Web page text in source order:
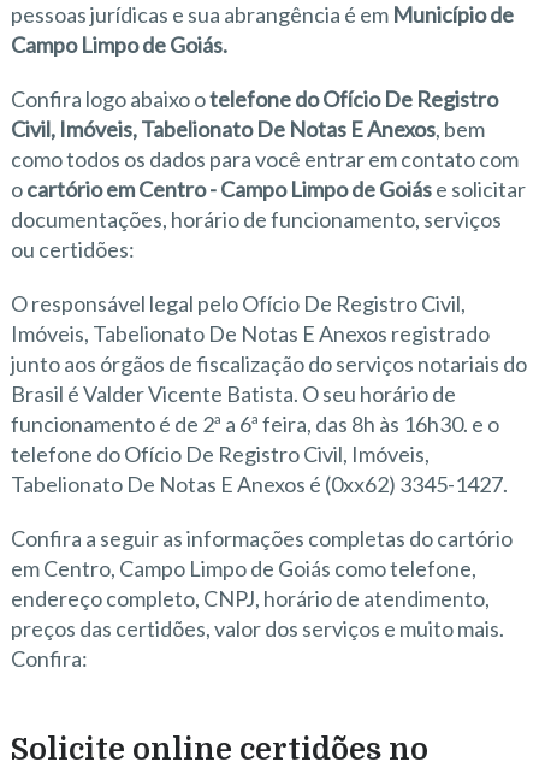
pessoas jurídicas e sua abrangência é em Município de
Campo Limpo de Goiás.
Confira logo abaixo otelefone do Ofício De Registro
Civil, Imóveis, Tabelionato De Notas E Anexos, bem
como todos os dados para você entrar em contato com
ocartório em Centro - Campo Limpo de Goiáse solicitar
documentações, horário de funcionamento, serviços
ou certidões:
O responsável legal pelo Ofício De Registro Civil,
Imóveis, Tabelionato De Notas E Anexos registrado
junto aos órgãos de fiscalização do serviços notariais do
Brasil é Valder Vicente Batista. O seu horário de
funcionamento é de 2ª a 6ª feira, das 8h às 16h30. e o
telefone do Ofício De Registro Civil, Imóveis,
Tabelionato De Notas E Anexos é (0xx62) 3345-1427.
Confira a seguir as informações completas do cartório
em Centro, Campo Limpo de Goiás como telefone,
endereço completo, CNPJ, horário de atendimento,
preços das certidões, valor dos serviços e muito mais.
Confira:
Solicite online certidões no